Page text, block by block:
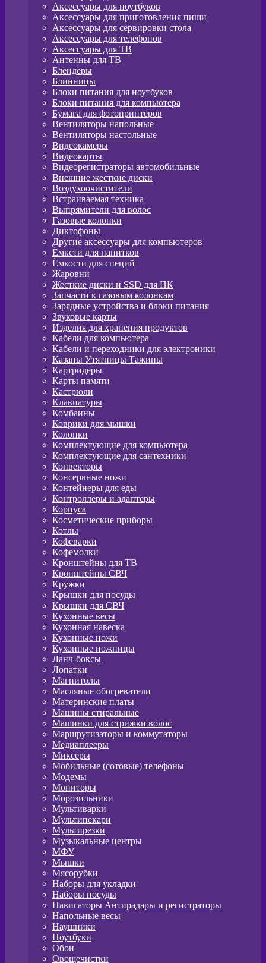
Аксессуары для ноутбуков
Аксессуары для приготовления пищи
Аксессуары для сервировки стола
Аксессуары для телефонов
Аксессуары для ТВ
Антенны для ТВ
Блендеры
Блинницы
Блоки питания для ноутбуков
Блоки питания для компьютера
Бумага для фотопринтеров
Вентиляторы напольные
Вентиляторы настольные
Видеокамеры
Видеокарты
Видеорегистраторы автомобильные
Внешние жесткие диски
Воздухоочистители
Встраиваемая техника
Выпрямители для волос
Газовые колонки
Диктофоны
Другие аксессуары для компьютеров
Ёмксти для напитков
Ёмкости для специй
Жаровни
Жесткие диски и SSD для ПК
Запчасти к газовым колонкам
Зарядные устройства и блоки питания
Звуковые карты
Изделия для хранения продуктов
Кабели для компьютера
Кабели и переходники для электроники
Казаны Утятницы Тажины
Картридеры
Карты памяти
Кастрюли
Клавиатуры
Комбаины
Коврики для мышки
Колонки
Комплектующие для компьютера
Комплектующие для сантехники
Конвекторы
Консервные ножи
Контейнеры для еды
Контроллеры и адаптеры
Корпуса
Косметические приборы
Котлы
Кофеварки
Кофемолки
Кронштейны для ТВ
Кронштейны СВЧ
Кружки
Крышки для посуды
Крышки для СВЧ
Кухонные весы
Кухонная навеска
Кухонные ножи
Кухонные ножницы
Ланч-боксы
Лопатки
Магнитолы
Масляные обогреватели
Материнские платы
Машины стиральные
Машинки для стрижки волос
Маршрутизаторы и коммутаторы
Медиаплееры
Миксеры
Мобильные (сотовые) телефоны
Модемы
Мониторы
Морозильники
Мультиварки
Мультипекари
Мультирезки
Музыкальные центры
МФУ
Мышки
Мясорубки
Наборы для укладки
Наборы посуды
Навигаторы Антирадары и регистраторы
Напольные весы
Наушники
Ноутбуки
Обои
Овощечистки